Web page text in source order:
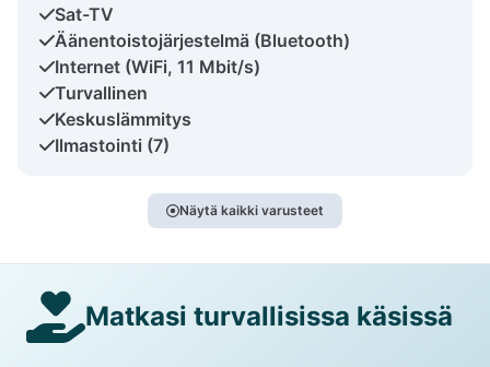
Sat-TV
Äänentoistojärjestelmä (Bluetooth)
Internet (WiFi, 11 Mbit/s)
Turvallinen
Keskuslämmitys
Ilmastointi (7)
Näytä kaikki varusteet
Matkasi turvallisissa käsissä